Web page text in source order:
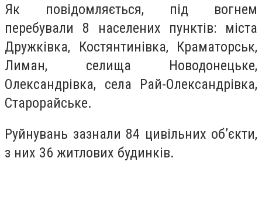
Як повідомляється, під вогнем
перебували 8 населених пунктів: міста
Дружківка, Костянтинівка, Краматорськ,
Лиман, селища Новодонецьке,
Олександрівка, села Рай-Олександрівка,
Старорайське.
Руйнувань зазнали 84 цивільних об’єкти,
з них 36 житлових будинків.